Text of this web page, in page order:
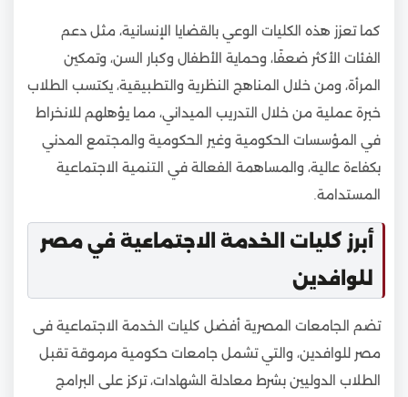
كما تعزز هذه الكليات الوعي بالقضايا الإنسانية، مثل دعم
الفئات الأكثر ضعفًا، وحماية الأطفال وكبار السن، وتمكين
المرأة، ومن خلال المناهج النظرية والتطبيقية، يكتسب الطلاب
خبرة عملية من خلال التدريب الميداني، مما يؤهلهم للانخراط
في المؤسسات الحكومية وغير الحكومية والمجتمع المدني
بكفاءة عالية، والمساهمة الفعالة في التنمية الاجتماعية
المستدامة.
أبرز كليات الخدمة الاجتماعية في مصر
للوافدين
تضم الجامعات المصرية أفضل كليات الخدمة الاجتماعية فى
مصر للوافدين، والتي تشمل جامعات حكومية مرموقة تقبل
الطلاب الدوليين بشرط معادلة الشهادات، تركز على البرامج